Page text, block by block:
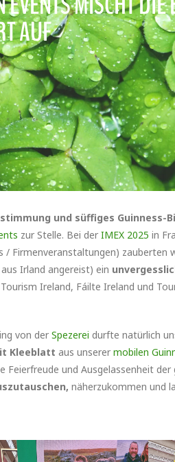
AUF
und süffiges Guinness-
zur Stelle. Bei der IMEX 2025 in
/ Firmenveranstaltungen) zauberten
Irland angereist) ein
Ireland, Fáilte Ireland und
von der Spezerei durfte natürlich
Kleeblatt aus unserer mobilen
und Ausgelassenheit der
näherzukommen und